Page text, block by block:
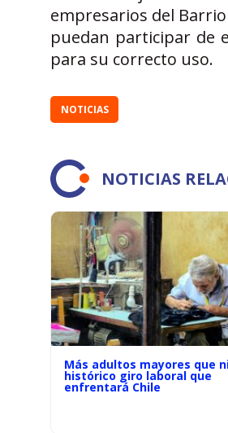
empresarios del
puedan participar de
para su correcto uso.
NOTICIAS
NOTICIAS
Más adultos mayores que
histórico giro laboral que
enfrentará Chile